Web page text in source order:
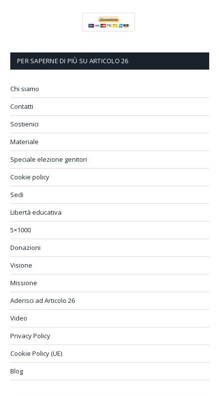
PER SAPERNE DI PIÙ SU ARTICOLO 26
Chi siamo
Contatti
Sostienici
Materiale
Speciale elezione genitori
Cookie policy
Sedi
Libertà educativa
5×1000
Donazioni
Visione
Missione
Aderisci ad Articolo 26
Video
Privacy Policy
Cookie Policy (UE)
Blog